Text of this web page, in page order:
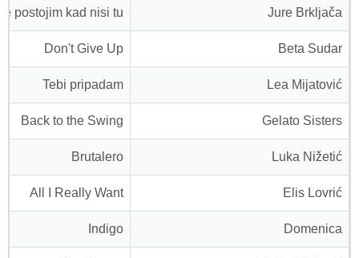
Jure Brkljača
postojim kad nisi tu
Beta Sudar
Don't Give Up
Lea Mijatović
Tebi pripadam
Gelato Sisters
Back to the Swing
Luka Nižetić
Brutalero
Elis Lovrić
All I Really Want
Domenica
Indigo